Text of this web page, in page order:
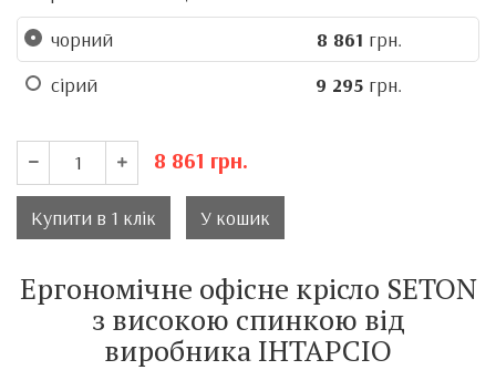
чорний
8 861 грн.
сірий
9 295 грн.
8 861 грн.
Купити в 1 клік У кошик
Ергономічне офісне крісло SETON
з високою спинкою від
виробника ІНТАРСІО